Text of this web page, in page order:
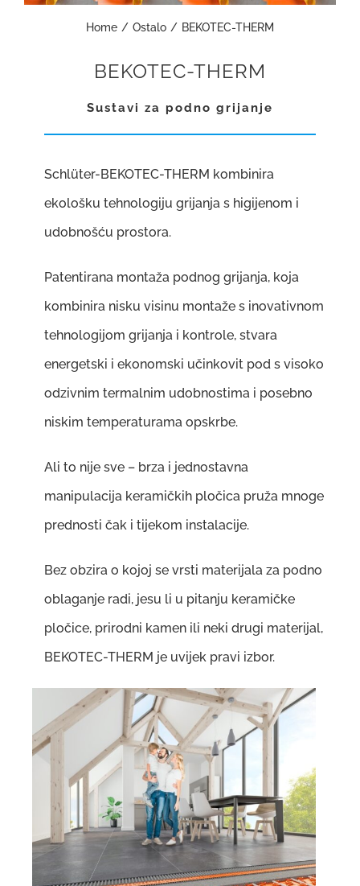
GRADNJA I OPREMANJE
KONTAKT
Home Ostalo BEKOTEC-THERM
BEKOTEC-THERM
Sustavi za podno grijanje
Schlüter-BEKOTEC-THERM kombinira
ekološku tehnologiju grijanja s higijenom i
udobnošću prostora.
Patentirana montaža podnog grijanja, koja
kombinira nisku visinu montaže s inovativnom
tehnologijom grijanja i kontrole, stvara
energetski i ekonomski učinkovit pod s visoko
odzivnim termalnim udobnostima i posebno
niskim temperaturama opskrbe.
Ali to nije sve – brza i jednostavna
manipulacija keramičkih pločica pruža mnoge
prednosti čak i tijekom instalacije.
Bez obzira o kojoj se vrsti materijala za podno
oblaganje radi, jesu li u pitanju keramičke
pločice, prirodni kamen ili neki drugi materijal,
BEKOTEC-THERM je uvijek pravi izbor.